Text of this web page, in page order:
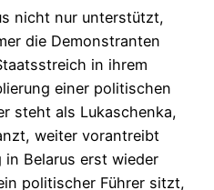
nicht nur unterstützt,
die Demonstranten
in ihrem
einer politischen
steht als Lukaschenka,
weiter vorantreibt
in Belarus erst wieder
politischer Führer sitzt,